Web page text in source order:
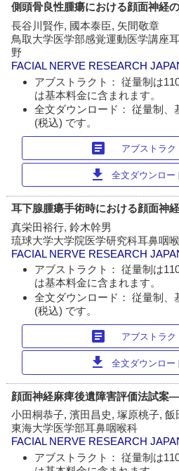
側頭骨良性腫瘍における顔面神経
長谷川賢作, 國本泰臣, 矢間敬章
鳥取大学医学部感覚運動医学講座
野
FACIAL NERVE RESEARCH
アブストラクト： 従量制は
は基本料金に含まれます。
全文ダウンロード： 従量制、
(税込) です。
article アブストラク
download 全文ダウンロー
耳下腺腫瘍手術時における顔面神
真栄田裕行, 鈴木幹男
琉球大学大学院医学研究科耳鼻咽
FACIAL NERVE RESEARCH
アブストラクト： 従量制は
は基本料金に含まれます。
全文ダウンロード： 従量制、
(税込) です。
article アブストラク
download 全文ダウンロー
顔面神経麻痺後遺障害評価法試
小田桐恭子, 濱田昌史, 塚原桃子, 飯
東海大学医学部耳鼻咽喉科
FACIAL NERVE RESEARCH
アブストラクト： 従量制は